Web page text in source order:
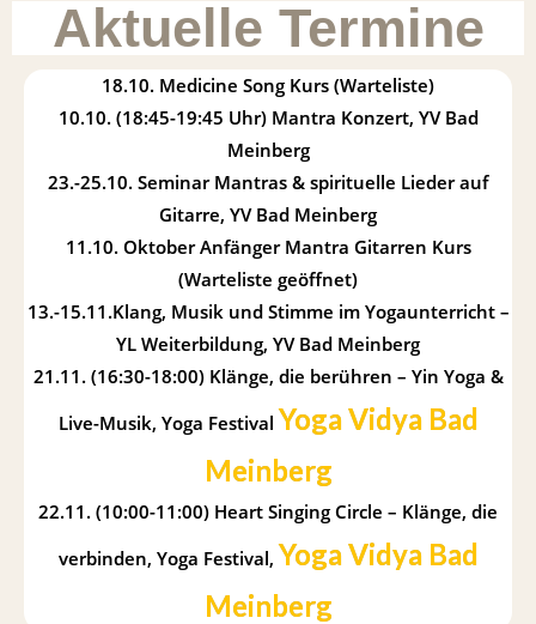
Aktuelle Termine
18.10. Medicine Song Kurs (Warteliste)
10.10. (18:45-19:45 Uhr) Mantra Konzert, YV Bad
Meinberg
23.-25.10. Seminar Mantras & spirituelle Lieder auf
Gitarre, YV Bad Meinberg
11.10. Oktober Anfänger Mantra Gitarren Kurs
(Warteliste geöffnet)
13.-15.11.Klang, Musik und Stimme im Yogaunterricht –
YL Weiterbildung, YV Bad Meinberg
21.11. (16:30-18:00) Klänge, die berühren – Yin Yoga &
Live-Musik, Yoga Festival Yoga Vidya Bad
Meinberg
22.11. (10:00-11:00) Heart Singing Circle – Klänge, die
verbinden, Yoga Festival, Yoga Vidya Bad
Meinberg